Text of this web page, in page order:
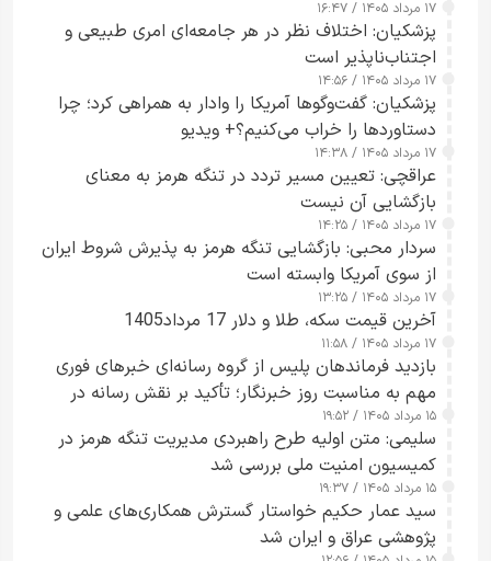
آبراه را آزاد کند
۱۷ مرداد ۱۴۰۵ / ۱۶:۴۷
پزشکیان: اختلاف نظر در هر جامعه‌ای امری طبیعی و
اجتناب‌ناپذیر است
۱۷ مرداد ۱۴۰۵ / ۱۴:۵۶
پزشکیان: گفت‌وگوها آمریکا را وادار به همراهی کرد؛ چرا
دستاوردها را خراب می‌کنیم؟+ ویدیو
۱۷ مرداد ۱۴۰۵ / ۱۴:۳۸
عراقچی: تعیین مسیر تردد در تنگه هرمز به معنای
بازگشایی آن نیست
۱۷ مرداد ۱۴۰۵ / ۱۴:۲۵
سردار محبی: بازگشایی تنگه هرمز به پذیرش شروط ایران
از سوی آمریکا وابسته است
۱۷ مرداد ۱۴۰۵ / ۱۳:۲۵
آخرین قیمت سکه، طلا و دلار 17 مرداد1405
۱۷ مرداد ۱۴۰۵ / ۱۱:۵۸
بازدید فرماندهان پلیس از گروه رسانه‌ای خبرهای فوری
مهم به مناسبت روز خبرنگار؛ تأکید بر نقش رسانه در
تقویت امنیت و اعتماد عمومی
۱۵ مرداد ۱۴۰۵ / ۱۹:۵۲
سلیمی: متن اولیه طرح راهبردی مدیریت تنگه هرمز در
کمیسیون امنیت ملی بررسی شد
۱۵ مرداد ۱۴۰۵ / ۱۹:۳۷
سید عمار حکیم خواستار گسترش همکاری‌های علمی و
پژوهشی عراق و ایران شد